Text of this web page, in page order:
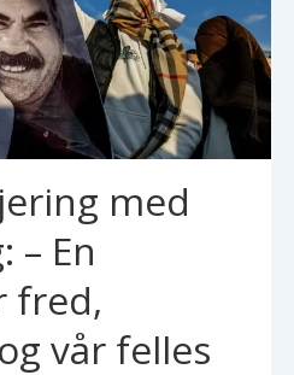
med
– En
fred,
vår felles